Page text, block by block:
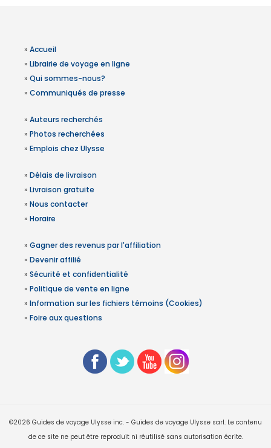
» Accueil
» Librairie de voyage en ligne
» Qui sommes-nous?
» Communiqués de presse
» Auteurs recherchés
» Photos recherchées
» Emplois chez Ulysse
» Délais de livraison
» Livraison gratuite
» Nous contacter
» Horaire
» Gagner des revenus par l'affiliation
» Devenir affilié
» Sécurité et confidentialité
» Politique de vente en ligne
» Information sur les fichiers témoins (Cookies)
» Foire aux questions
©2026 Guides de voyage Ulysse inc. - Guides de voyage Ulysse sarl. Le contenu
de ce site ne peut être reproduit ni réutilisé sans autorisation écrite.